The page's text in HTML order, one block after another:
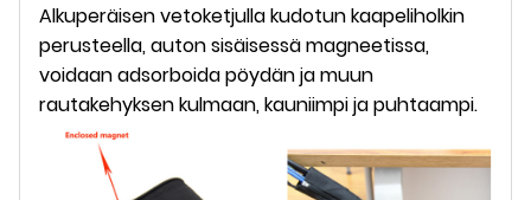
Alkuperäisen vetoketjulla kudotun kaapeliholkin
perusteella, auton sisäisessä magneetissa,
voidaan adsorboida pöydän ja muun
rautakehyksen kulmaan, kauniimpi ja puhtaampi.